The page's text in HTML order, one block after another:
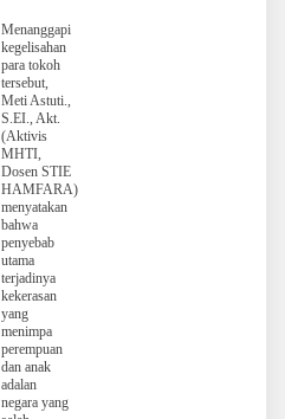
Menanggapi
kegelisahan
para tokoh
tersebut,
Meti Astuti.,
S.EI., Akt.
(Aktivis
MHTI,
Dosen STIE
HAMFARA)
menyatakan
bahwa
penyebab
utama
terjadinya
kekerasan
yang
menimpa
perempuan
dan anak
adalan
negara yang